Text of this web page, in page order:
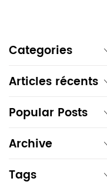
Categories
Articles récents
Popular Posts
Archive
Tags